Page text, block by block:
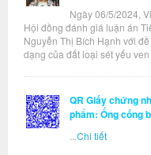
Ngày 06/5/2024,
Hội đồng đánh giá luận án
Nguyễn Thị Bích Hạnh với
dạng của đất loại sét yếu ven
QR Giấy chứng
phẩm: Ống cống
Chi tiết